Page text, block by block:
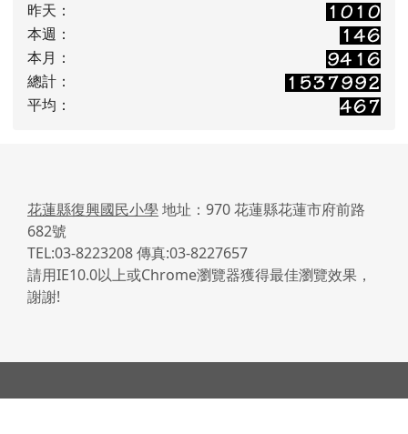
昨天：
本週：
本月：
總計：
平均：
花蓮縣復興國民小學 地址：970 花蓮縣花蓮市府前路
682號
TEL:03-8223208 傳真:03-8227657
請用IE10.0以上或Chrome瀏覽器獲得最佳瀏覽效果，
謝謝!